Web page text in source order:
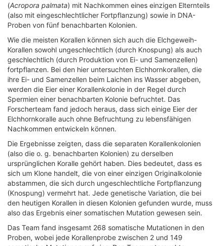
(Acropora palmata) mit Nachkommen eines einzigen Elternteils
(also mit eingeschlechtlicher Fortpflanzung) sowie in DNA-
Proben von fünf benachbarten Kolonien.
Wie die meisten Korallen können sich auch die Elchgeweih-
Korallen sowohl ungeschlechtlich (durch Knospung) als auch
geschlechtlich (durch Produktion von Ei- und Samenzellen)
fortpflanzen. Bei den hier untersuchten Elchhornkorallen, die
ihre Ei- und Samenzellen beim Laichen ins Wasser abgeben,
werden die Eier einer Korallenkolonie in der Regel durch
Spermien einer benachbarten Kolonie befruchtet. Das
Forscherteam fand jedoch heraus, dass sich einige Eier der
Elchhornkoralle auch ohne Befruchtung zu lebensfähigen
Nachkommen entwickeln können.
Die Ergebnisse zeigten, dass die separaten Korallenkolonien
(also die o. g. benachbarten Kolonien) zu derselben
ursprünglichen Koralle gehört haben. Dies bedeutet, dass es
sich um Klone handelt, die von einer einzigen Originalkolonie
abstammen, die sich durch ungeschlechtliche Fortpflanzung
(Knospung) vermehrt hat. Jede genetische Variation, die bei
den heutigen Korallen in diesen Kolonien gefunden wurde, muss
also das Ergebnis einer somatischen Mutation gewesen sein.
Das Team fand insgesamt 268 somatische Mutationen in den
Proben, wobei jede Korallenprobe zwischen 2 und 149